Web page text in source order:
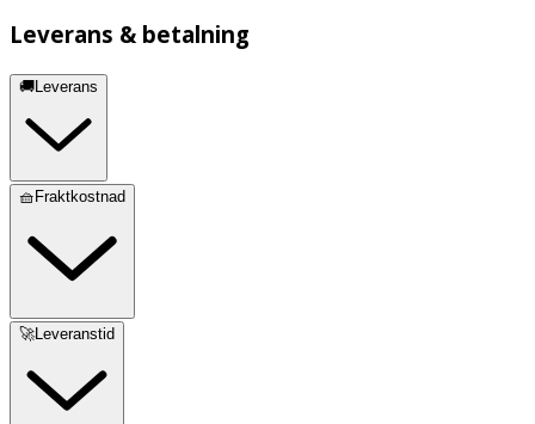
Leverans & betalning
🚚Leverans
🧺Fraktkostnad
🚀Leveranstid